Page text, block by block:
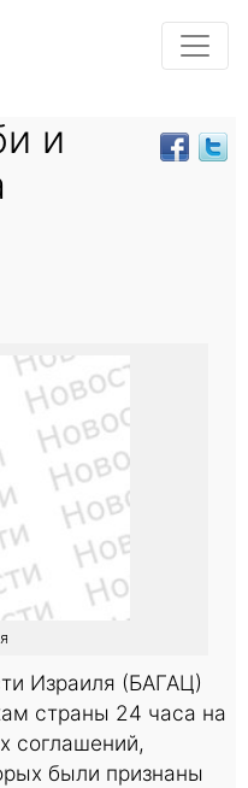
и
Израиля (БАГАЦ)
страны 24 часа на
соглашений,
были признаны